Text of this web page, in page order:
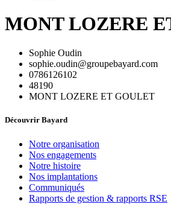
MONT LOZERE
Sophie Oudin
sophie.oudin@groupebayard.com
0786126102
48190
MONT LOZERE ET GOULET
Découvrir Bayard
Notre organisation
Nos engagements
Notre histoire
Nos implantations
Communiqués
Rapports de gestion & rapports RSE